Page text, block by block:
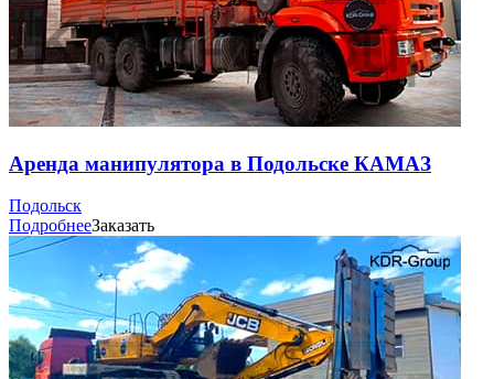
Аренда манипулятора в Подольске КАМАЗ
Подольск
ПодробнееЗаказать